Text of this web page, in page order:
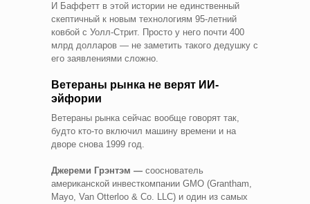
И Баффетт в этой истории не единственный
скептичный к новым технологиям 95-летний
ковбой с Уолл-Стрит. Просто у него почти 400
млрд долларов — не заметить такого дедушку с
его заявлениями сложно.
Ветераны рынка не верят ИИ-
эйфории
Ветераны рынка сейчас вообще говорят так,
будто кто-то включил машину времени и на
дворе снова 1999 год.
Джереми Грэнтэм — сооснователь
американской инвесткомпании GMO (Grantham,
Mayo, Van Otterloo & Co. LLC) и один из самых